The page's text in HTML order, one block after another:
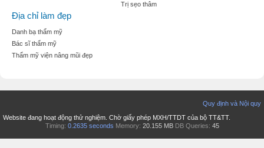
Trị sẹo thâm
Địa chỉ làm đẹp
Danh bạ thẩm mỹ
Bác sĩ thẩm mỹ
Thẩm mỹ viện nâng mũi đẹp
Quy định và Nội quy
Website đang hoạt động thử nghiệm. Chờ giấy phép MXH/TTDT của bộ TT&TT.
Timing: 0.2635 seconds Memory: 20.155 MB DB Queries: 45